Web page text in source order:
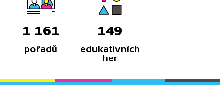
1 161
pořadů
149
edukativních
her